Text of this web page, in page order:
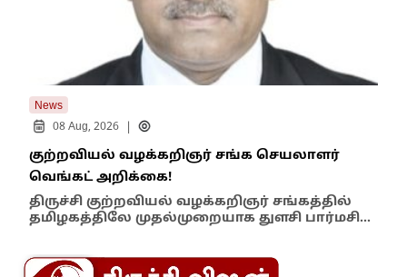
News
08 Aug, 2026
குற்றவியல் வழக்கறிஞர் சங்க செயலாளர்
வெங்கட் அறிக்கை!
திருச்சி குற்றவியல் வழக்கறிஞர் சங்கத்தில்
தமிழகத்திலே முதல்முறையாக துளசி பார்மசி…